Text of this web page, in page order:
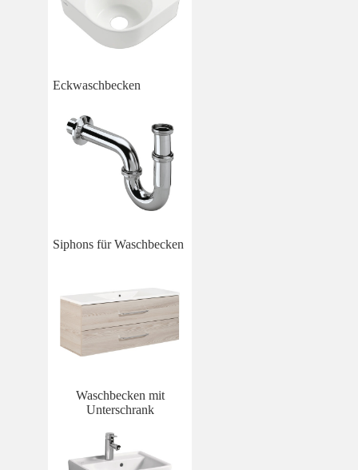
Eckwaschbecken
Siphons für Waschbecken
Waschbecken mit
Unterschrank